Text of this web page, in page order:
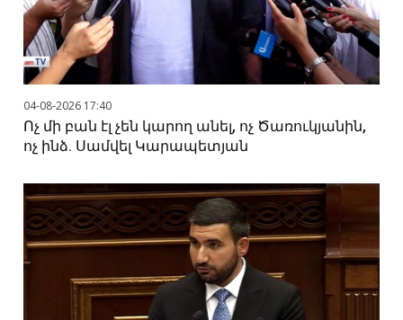
04-08-2026 17:40
Ոչ մի բան էլ չեն կարող անել, ոչ Ծառուկյանին,
ոչ ինձ. Սամվել Կարապետյան